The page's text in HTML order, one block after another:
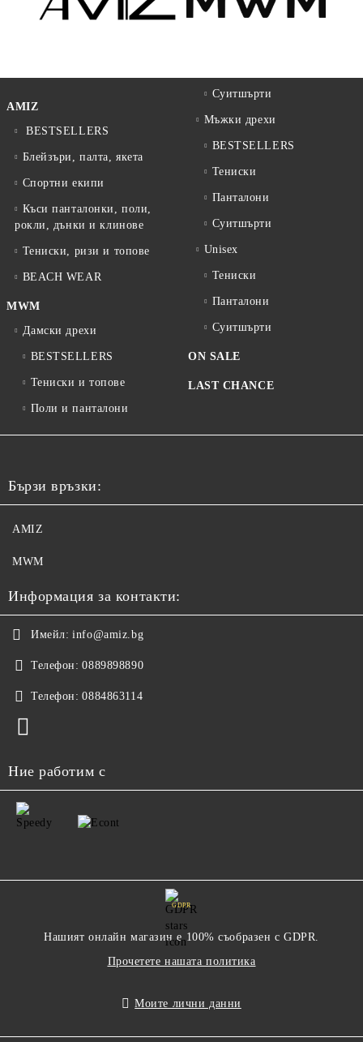
AMIZ
BESTSELLERS
Блейзъри, палта, якета
Спортни екипи
Къси панталонки, поли,
рокли, дънки и клинове
Тениски, ризи и топове
BEACH WEAR
MWM
Дамски дрехи
BESTSELLERS
Тениски и топове
Поли и панталони
Суитшърти
Мъжки дрехи
BESTSELLERS
Тениски
Панталони
Суитшърти
Unisex
Тениски
Панталони
Суитшърти
ON SALE
LAST CHANCE
Бързи връзки:
AMIZ
MWM
Информация за контакти:
Имейл: info@amiz.bg
Телефон: 0889898890
Телефон: 0884863114
Ние работим с
GDPR
Нашият онлайн магазин е 100% съобразен с GDPR.
Прочетете нашата политика
Моите лични данни